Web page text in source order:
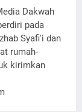
Dakwah
pada
Syafi'i dan
rumah-
kirimkan